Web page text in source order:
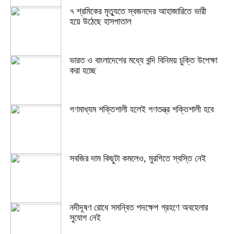
৭ শ্রমিকের মৃত্যুতে স্বজনদের আহাজারিতে ভারী
হয়ে উঠেছে হাসপাতাল
ভারত ও বাংলাদেশের মধ্যে বন্দি বিনিময় চুক্তি উপেক্ষা
করা হচ্ছে
গণমাধ্যম শক্তিশালী হলেই গণতন্ত্র শক্তিশালী হবে
সবজির দাম কিছুটা কমলেও, মুরগিতে স্বস্তি নেই
নদীদূষণ রোধে সমন্বিত পদক্ষেপ গ্রহণে অবহেলার
সুযোগ নেই